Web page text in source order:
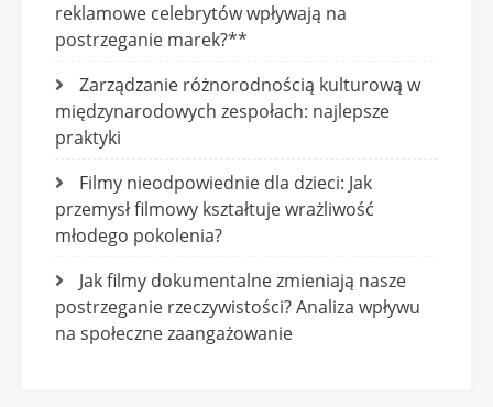
reklamowe celebrytów wpływają na
postrzeganie marek?**
Zarządzanie różnorodnością kulturową w
międzynarodowych zespołach: najlepsze
praktyki
Filmy nieodpowiednie dla dzieci: Jak
przemysł filmowy kształtuje wrażliwość
młodego pokolenia?
Jak filmy dokumentalne zmieniają nasze
postrzeganie rzeczywistości? Analiza wpływu
na społeczne zaangażowanie